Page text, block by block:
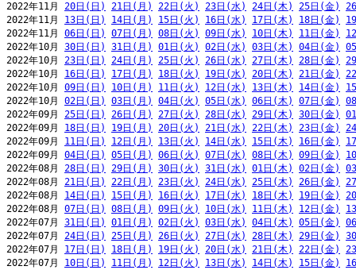
2022年11月 20日(日) 21日(月) 22日(火) 23日(水) 24日(木) 25日(金)
2022年11月 13日(日) 14日(月) 15日(火) 16日(水) 17日(木) 18日(金)
2022年11月 06日(日) 07日(月) 08日(火) 09日(水) 10日(木) 11日(金)
2022年10月 30日(日) 31日(月) 01日(火) 02日(水) 03日(木) 04日(金)
2022年10月 23日(日) 24日(月) 25日(火) 26日(水) 27日(木) 28日(金)
2022年10月 16日(日) 17日(月) 18日(火) 19日(水) 20日(木) 21日(金)
2022年10月 09日(日) 10日(月) 11日(火) 12日(水) 13日(木) 14日(金)
2022年10月 02日(日) 03日(月) 04日(火) 05日(水) 06日(木) 07日(金)
2022年09月 25日(日) 26日(月) 27日(火) 28日(水) 29日(木) 30日(金)
2022年09月 18日(日) 19日(月) 20日(火) 21日(水) 22日(木) 23日(金)
2022年09月 11日(日) 12日(月) 13日(火) 14日(水) 15日(木) 16日(金)
2022年09月 04日(日) 05日(月) 06日(火) 07日(水) 08日(木) 09日(金)
2022年08月 28日(日) 29日(月) 30日(火) 31日(水) 01日(木) 02日(金)
2022年08月 21日(日) 22日(月) 23日(火) 24日(水) 25日(木) 26日(金)
2022年08月 14日(日) 15日(月) 16日(火) 17日(水) 18日(木) 19日(金)
2022年08月 07日(日) 08日(月) 09日(火) 10日(水) 11日(木) 12日(金)
2022年07月 31日(日) 01日(月) 02日(火) 03日(水) 04日(木) 05日(金)
2022年07月 24日(日) 25日(月) 26日(火) 27日(水) 28日(木) 29日(金)
2022年07月 17日(日) 18日(月) 19日(火) 20日(水) 21日(木) 22日(金)
2022年07月 10日(日) 11日(月) 12日(火) 13日(水) 14日(木) 15日(金)